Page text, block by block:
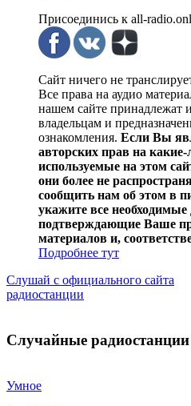
Присоединись к all-
Сайт ничего не
Все права на аудио
нашем сайте принадлежат
владельцам и
ознакомления. Если Вы
авторских прав на
используемые на этом
они более не
сообщить нам об этом в
укажите все
подтверждающие Ваше
материалов и,
Подробнее тут
Слушай с официального сайта
радиостанции
Случайные радиостанции
Умное